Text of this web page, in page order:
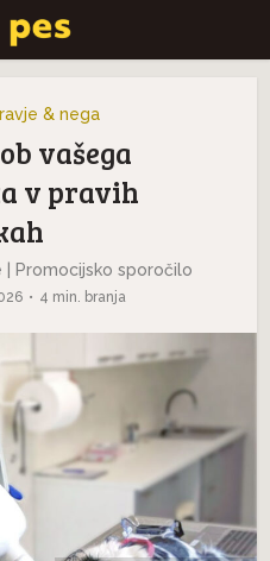
& nega
vašega
v pravih
Promocijsko sporočilo
4 min. branja